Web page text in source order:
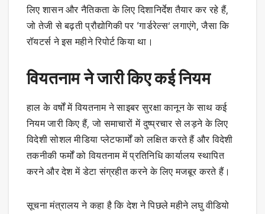
लिए शासन और नैतिकता के लिए दिशानिर्देश तैयार कर रहे हैं,
जो तेजी से बढ़ती प्रौद्योगिकी पर ‘गार्डरेल्स’ लगाएंगे, जैसा कि
रॉयटर्स ने इस महीने रिपोर्ट किया था।
वियतनाम ने जारी किए कई नियम
हाल के वर्षों में वियतनाम ने साइबर सुरक्षा कानून के साथ कई
नियम जारी किए हैं, जो समाचारों में दुष्प्रचार से लड़ने के लिए
विदेशी सोशल मीडिया प्लेटफार्मों को लक्षित करते हैं और विदेशी
तकनीकी फर्मों को वियतनाम में प्रतिनिधि कार्यालय स्थापित
करने और देश में डेटा संग्रहीत करने के लिए मजबूर करते हैं।
सूचना मंत्रालय ने कहा है कि देश ने पिछले महीने लघु वीडियो